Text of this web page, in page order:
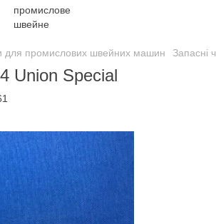
для промислових швейних машин Запасні
Union Special